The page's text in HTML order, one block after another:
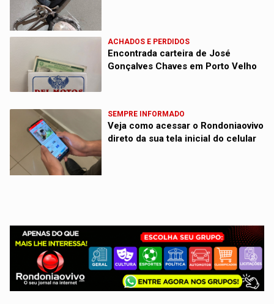
ACHADOS E PERDIDOS
Encontrada carteira de José
Gonçalves Chaves em Porto Velho
SEMPRE INFORMADO
Veja como acessar o Rondoniaovivo
direto da sua tela inicial do celular